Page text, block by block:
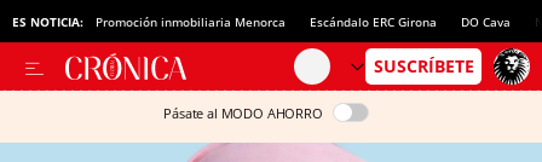
ES NOTICIA: Promoción inmobiliaria Menorca Escándalo ERC Girona DO Cava
Pásate al MODO AHORRO